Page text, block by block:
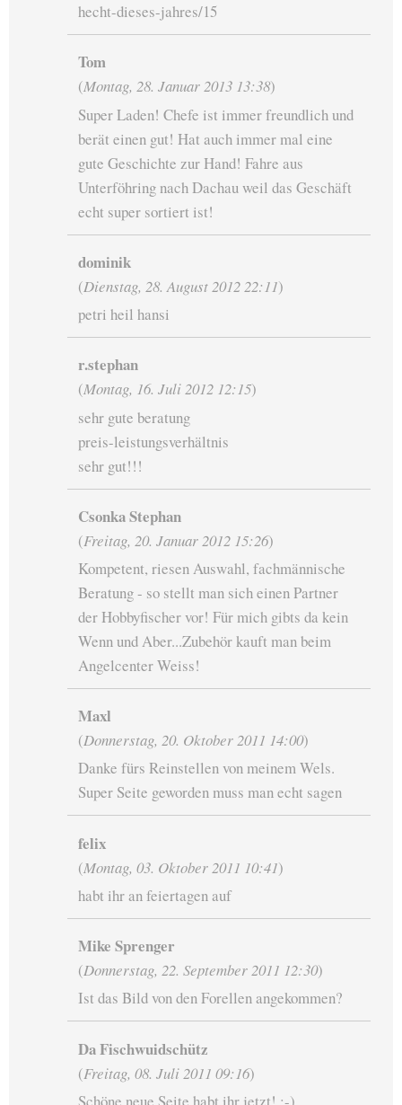
hecht-dieses-jahres/15
Tom
(Montag, 28. Januar 2013 13:38)
Super Laden! Chefe ist immer freundlich und
berät einen gut! Hat auch immer mal eine
gute Geschichte zur Hand! Fahre aus
Unterföhring nach Dachau weil das Geschäft
echt super sortiert ist!
dominik
(Dienstag, 28. August 2012 22:11)
petri heil hansi
r.stephan
(Montag, 16. Juli 2012 12:15)
sehr gute beratung
preis-leistungsverhältnis
sehr gut!!!
Csonka Stephan
(Freitag, 20. Januar 2012 15:26)
Kompetent, riesen Auswahl, fachmännische
Beratung - so stellt man sich einen Partner
der Hobbyfischer vor! Für mich gibts da kein
Wenn und Aber...Zubehör kauft man beim
Angelcenter Weiss!
Maxl
(Donnerstag, 20. Oktober 2011 14:00)
Danke fürs Reinstellen von meinem Wels.
Super Seite geworden muss man echt sagen
felix
(Montag, 03. Oktober 2011 10:41)
habt ihr an feiertagen auf
Mike Sprenger
(Donnerstag, 22. September 2011 12:30)
Ist das Bild von den Forellen angekommen?
Da Fischwuidschütz
(Freitag, 08. Juli 2011 09:16)
Schöne neue Seite habt ihr jetzt! :-)